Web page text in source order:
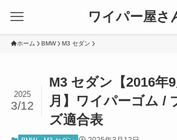
ワイパー屋さ
ホーム BMW M3 セダン
M3 セダン【2016年
月】ワイパーゴム /
ズ適合表
2025
3/12